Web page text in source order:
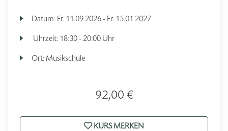
Datum: Fr. 11.09.2026 - Fr. 15.01.2027
Uhrzeit: 18:30 - 20:00 Uhr
Ort: Musikschule
92,00 €
KURS MERKEN